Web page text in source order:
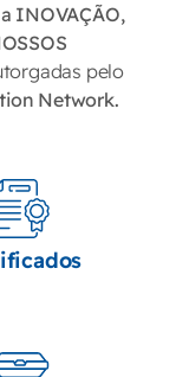
INOVAÇÃO,
pelo
Network.